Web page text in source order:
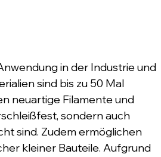
in der Industrie und
sind bis zu 50 Mal
neuartige Filamente und
sondern auch
sind. Zudem ermöglichen
kleiner Bauteile. Aufgrund